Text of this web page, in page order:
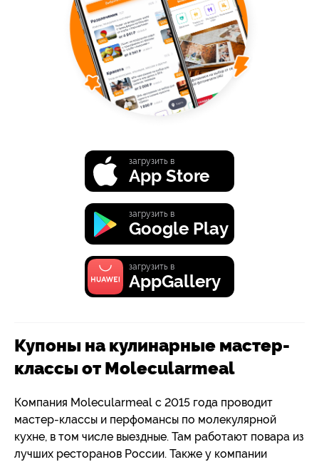
загрузить в
App Store
загрузить в
Google Play
загрузить в
AppGallery
Купоны на кулинарные мастер-
классы от Molecularmeal
Компания Molecularmeal с 2015 года проводит
мастер-классы и перфомансы по молекулярной
кухне, в том числе выездные. Там работают повара из
лучших ресторанов России. Также у компании